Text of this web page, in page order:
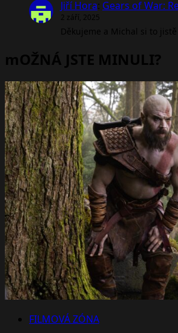
Jiří Hora: Gears of War:
2 září, 2025
Děkujeme a Michal si to
mOŽNÁ JSTE MINULI?
FILMOVÁ ZÓNA